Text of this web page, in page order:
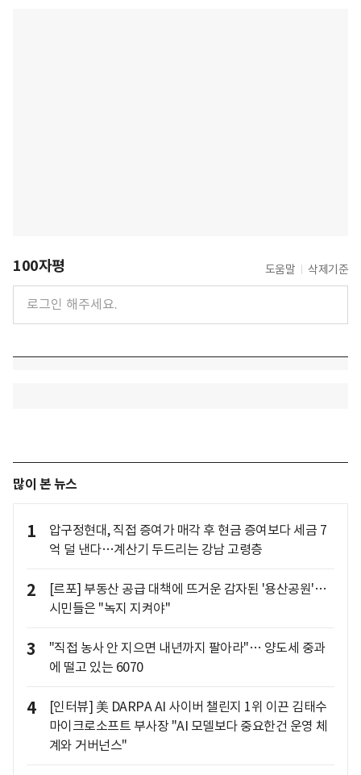
100자평 도움말 삭제기준
많이 본 뉴스
1
압구정현대, 직접 증여가 매각 후 현금 증여보다 세금 7
억 덜 낸다…계산기 두드리는 강남 고령층
2
[르포] 부동산 공급 대책에 뜨거운 감자된 '용산공원'…
시민들은 "녹지 지켜야"
3
"직접 농사 안 지으면 내년까지 팔아라"… 양도세 중과
에 떨고 있는 6070
4
[인터뷰] 美 DARPA AI 사이버 챌린지 1위 이끈 김태수
마이크로소프트 부사장 "AI 모델보다 중요한건 운영 체
계와 거버넌스"